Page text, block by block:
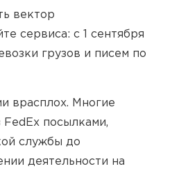
вектор
сервиса: с 1 сентября
грузов и писем по
врасплох. Многие
посылками,
службы до
деятельности на